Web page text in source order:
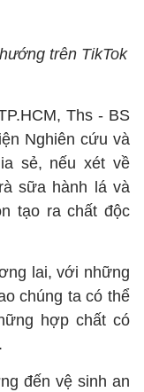
trên TikTok
Ths - BS
Nghiên cứu và
sẻ, nếu xét về
sữa hành lá và
tạo ra chất độc
lai, với những
chúng ta có thể
hợp chất có
đến vệ sinh an